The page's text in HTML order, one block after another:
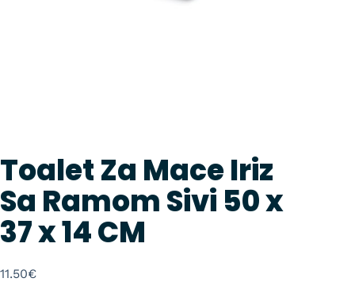
Toalet Za Mace Iriz
Sa Ramom Sivi 50 x
37 x 14 CM
11.50€